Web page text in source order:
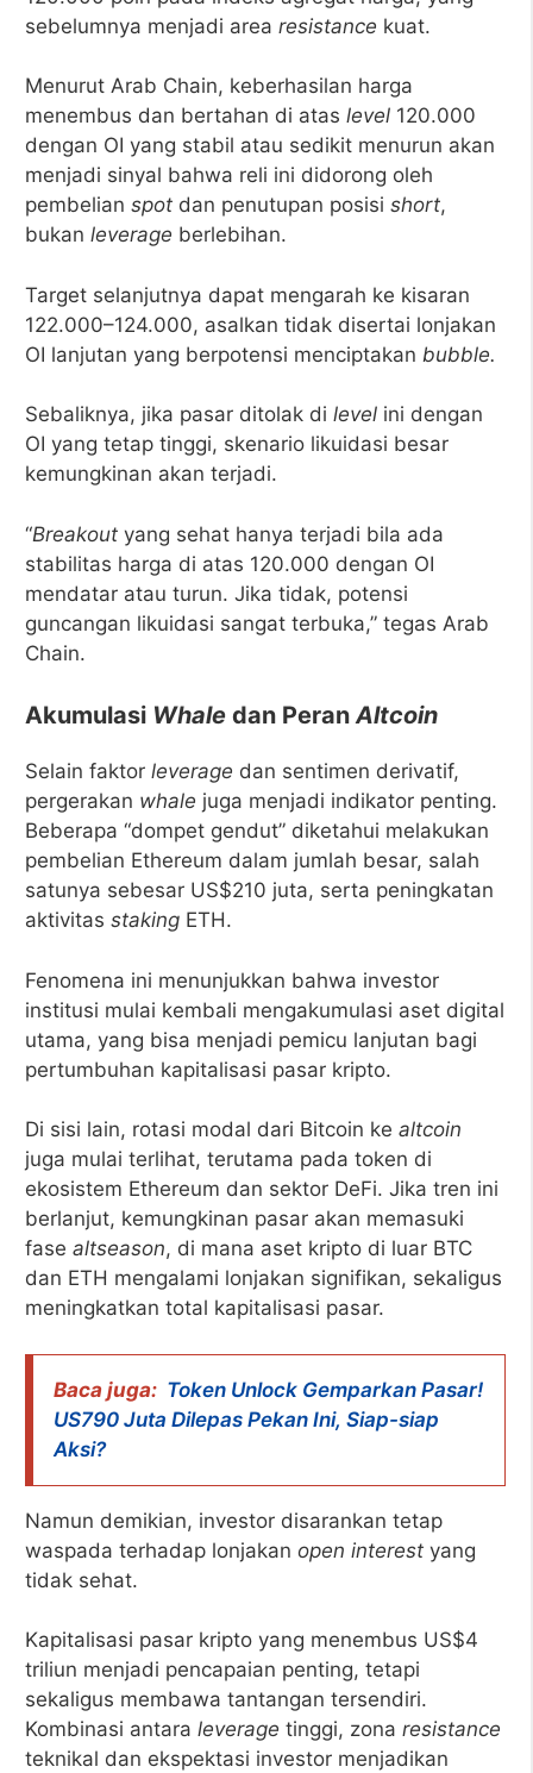
sebelumnya menjadi area resistance kuat.
Menurut Arab Chain, keberhasilan harga
menembus dan bertahan di atas level 120.000
dengan OI yang stabil atau sedikit menurun akan
menjadi sinyal bahwa reli ini didorong oleh
pembelian spot dan penutupan posisi short,
bukan leverage berlebihan.
Target selanjutnya dapat mengarah ke kisaran
122.000–124.000, asalkan tidak disertai lonjakan
OI lanjutan yang berpotensi menciptakan bubble.
Sebaliknya, jika pasar ditolak di level ini dengan
OI yang tetap tinggi, skenario likuidasi besar
kemungkinan akan terjadi.
“Breakout yang sehat hanya terjadi bila ada
stabilitas harga di atas 120.000 dengan OI
mendatar atau turun. Jika tidak, potensi
guncangan likuidasi sangat terbuka,” tegas Arab
Chain.
Akumulasi Whale dan PeranAltcoin
Selain faktor leverage dan sentimen derivatif,
pergerakan whale juga menjadi indikator penting.
Beberapa “dompet gendut” diketahui melakukan
pembelian Ethereum dalam jumlah besar, salah
satunya sebesar US$210 juta, serta peningkatan
aktivitas staking ETH.
Fenomena ini menunjukkan bahwa investor
institusi mulai kembali mengakumulasi aset digital
utama, yang bisa menjadi pemicu lanjutan bagi
pertumbuhan kapitalisasi pasar kripto.
Di sisi lain, rotasi modal dari Bitcoin ke altcoin
juga mulai terlihat, terutama pada token di
ekosistem Ethereum dan sektor DeFi. Jika tren ini
berlanjut, kemungkinan pasar akan memasuki
fase altseason, di mana aset kripto di luar BTC
dan ETH mengalami lonjakan signifikan, sekaligus
meningkatkan total kapitalisasi pasar.
Baca juga: Token Unlock Gemparkan Pasar!
US790 Juta Dilepas Pekan Ini, Siap-siap
Aksi?
Namun demikian, investor disarankan tetap
waspada terhadap lonjakan open interest yang
tidak sehat.
Kapitalisasi pasar kripto yang menembus US$4
triliun menjadi pencapaian penting, tetapi
sekaligus membawa tantangan tersendiri.
Kombinasi antara leverage tinggi, zona resistance
teknikal dan ekspektasi investor menjadikan